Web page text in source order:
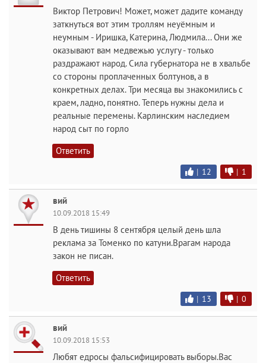
Виктор Петрович! Может, может дадите команду
заткнуться вот этим троллям неуёмным и
неумным - Иришка, Катерина, Людмила... Они же
оказывают вам медвежью услугу - только
раздражают народ. Сила губернатора не в хвальбе
со стороны проплаченных болтунов, а в
конкретных делах. Три месяца вы знакомились с
краем, ладно, понятно. Теперь нужны дела и
реальные перемены. Карлинским наследием
народ сыт по горло
Ответить
| 12 | 1
вий
10.09.2018 15:49
В день тишины 8 сентября целый день шла
реклама за Томенко по катуни.Врагам народа
закон не писан.
Ответить
| 13 | 0
вий
10.09.2018 15:53
Любят едросы фальсифицировать выборы.Вас